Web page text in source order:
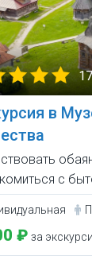
в
с
₽ за